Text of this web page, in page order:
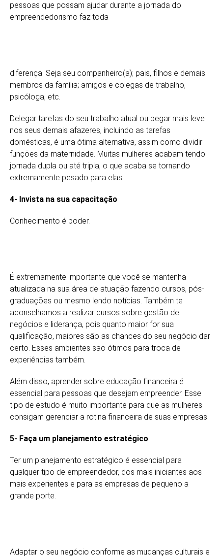
pessoas que possam ajudar durante a jornada do
empreendedorismo faz toda
diferença. Seja seu companheiro(a); pais, filhos e demais
membros da família; amigos e colegas de trabalho,
psicóloga, etc.
Delegar tarefas do seu trabalho atual ou pegar mais leve
nos seus demais afazeres, incluindo as tarefas
domésticas, é uma ótima alternativa, assim como dividir
funções da maternidade. Muitas mulheres acabam tendo
jornada dupla ou até tripla, o que acaba se tornando
extremamente pesado para elas.
4- Invista na sua capacitação
Conhecimento é poder.
É extremamente importante que você se mantenha
atualizada na sua área de atuação fazendo cursos, pós-
graduações ou mesmo lendo notícias. Também te
aconselhamos a realizar cursos sobre gestão de
negócios e liderança, pois quanto maior for sua
qualificação, maiores são as chances do seu negócio dar
certo. Esses ambientes são ótimos para troca de
experiências também.
Além disso, aprender sobre educação financeira é
essencial para pessoas que desejam empreender. Esse
tipo de estudo é muito importante para que as mulheres
consigam gerenciar a rotina financeira de suas empresas.
5- Faça um planejamento estratégico
Ter um planejamento estratégico é essencial para
qualquer tipo de empreendedor, dos mais iniciantes aos
mais experientes e para as empresas de pequeno a
grande porte.
Adaptar o seu negócio conforme as mudanças culturais e